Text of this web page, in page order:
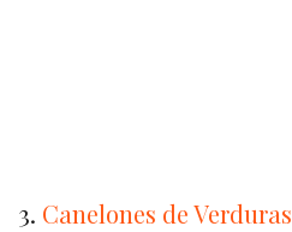
3. Canelones de Verduras